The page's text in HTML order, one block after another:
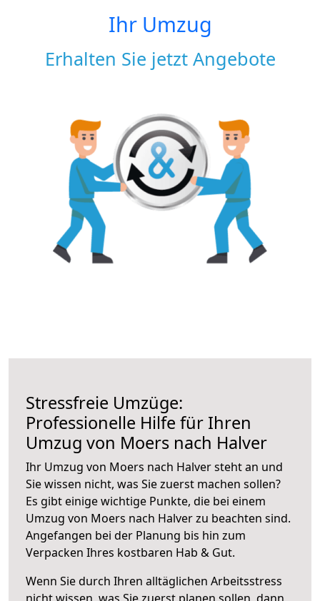
Ihr Umzug
Erhalten Sie jetzt Angebote
Stressfreie Umzüge:
Professionelle Hilfe für Ihren
Umzug von Moers nach Halver
Ihr Umzug von Moers nach Halver steht an und
Sie wissen nicht, was Sie zuerst machen sollen?
Es gibt einige wichtige Punkte, die bei einem
Umzug von Moers nach Halver zu beachten sind.
Angefangen bei der Planung bis hin zum
Verpacken Ihres kostbaren Hab & Gut.
Wenn Sie durch Ihren alltäglichen Arbeitsstress